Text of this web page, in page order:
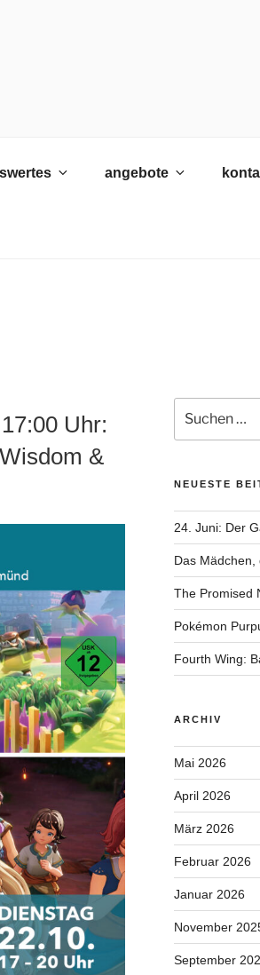
angebote
Uhr:
&
nach:
NEUESTE
24. Juni: Der
Das
The Promised
Pokémon
Fourth Wing:
ARCHIV
Mai 2026
April 2026
März 2026
Februar 2026
Januar 2026
November
September